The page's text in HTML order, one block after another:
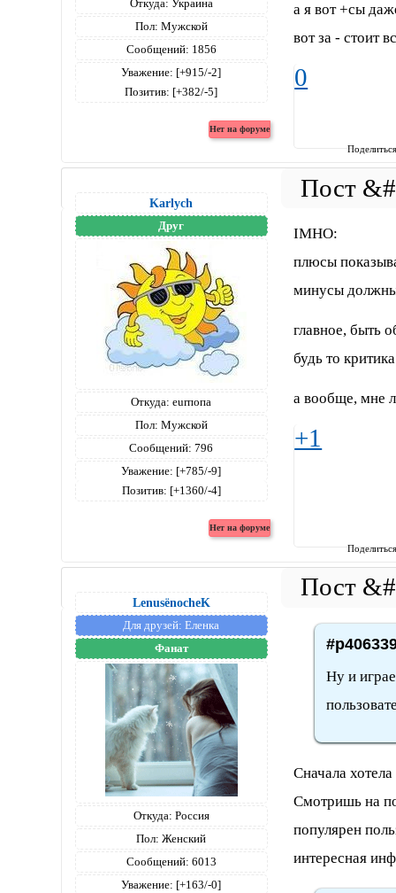
Откуда: Украина
Пол: Мужской
Сообщений: 1856
Уважение: [+915/-2]
Позитив: [+382/-5]
а я вот +сы
вот за - стоит
0
Karlych
Друг
Откуда: eurпопа
Пол: Мужской
Сообщений: 796
Уважение: [+785/-9]
Позитив: [+1360/-4]
IMHO:
плюсы
минусы должны
главное, быть
будь то
а вообще, мне
+1
LenusёnocheK
Для друзей: Еленка
Фанат
Откуда: Россия
Пол: Женский
Сообщений: 6013
Уважение: [+163/-0]
Ну и
Сначала
Смотришь на
популярен
интересная